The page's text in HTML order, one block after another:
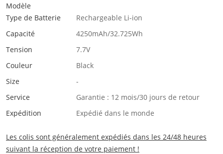
Modèle
Type de Batterie
Rechargeable Li-ion
Capacité
4250mAh/32.725Wh
Tension
7.7V
Couleur
Black
Size
-
Service
Garantie : 12 mois/30 jours de retour
Expédition
Expédié dans le monde
Les colis sont généralement expédiés dans les 24/48 heures
suivant la réception de votre paiement !